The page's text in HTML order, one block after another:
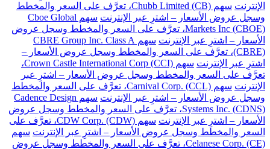
الإنترنت
سهم Chubb Limited (CB)، تعرَّف على السعر والمخطط
وسجل عروض الأسعار – اشترِ عبر الإنترنت
سهم Cboe Global
Markets Inc (CBOE)، تعرَّف على السعر والمخطط وسجل عروض
الأسعار – اشترِ عبر الإنترنت
سهم CBRE Group Inc. Class A
(CBRE)، تعرَّف على السعر والمخطط وسجل عروض الأسعار –
اشترِ عبر الإنترنت
سهم Crown Castle International Corp (CCI)،
تعرَّف على السعر والمخطط وسجل عروض الأسعار – اشترِ عبر
الإنترنت
سهم Carnival Corp. (CCL)، تعرَّف على السعر والمخطط
وسجل عروض الأسعار – اشترِ عبر الإنترنت
سهم Cadence Design
Systems Inc. (CDNS)، تعرَّف على السعر والمخطط وسجل عروض
الأسعار – اشترِ عبر الإنترنت
سهم CDW Corp. (CDW)، تعرَّف على
السعر والمخطط وسجل عروض الأسعار – اشترِ عبر الإنترنت سهم
Celanese Corp. (CE)، تعرَّف على السعر والمخطط وسجل عروض